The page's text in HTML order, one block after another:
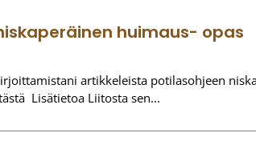
huimaus- opas
artikkeleista potilasohjeen
Lisätietoa Liitosta sen